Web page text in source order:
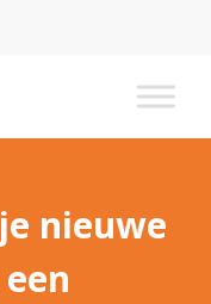
nieuwe